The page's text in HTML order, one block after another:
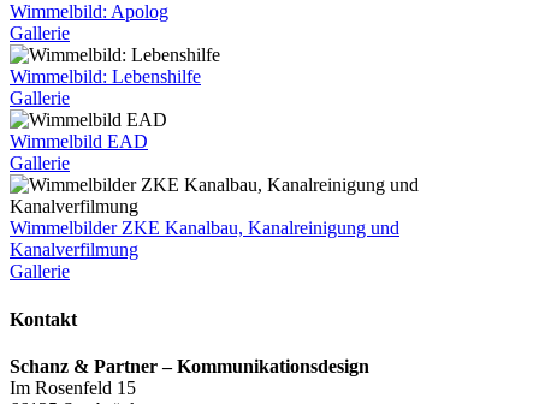
Wimmelbild: Apolog
Gallerie
Wimmelbild: Lebenshilfe
Gallerie
Wimmelbild EAD
Gallerie
Wimmelbilder ZKE Kanalbau, Kanalreinigung und
Kanalverfilmung
Gallerie
Kontakt
Schanz & Partner – Kommunikationsdesign
Im Rosenfeld 15